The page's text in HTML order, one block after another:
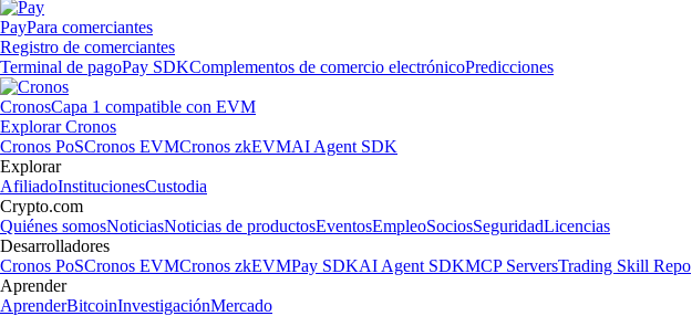
PayPara comerciantes
Registro de comerciantes
Terminal de pagoPay SDKComplementos de comercio electrónicoPredicciones
CronosCapa 1 compatible con EVM
Explorar Cronos
Cronos PoSCronos EVMCronos zkEVMAI Agent SDK
Explorar
AfiliadoInstitucionesCustodia
Crypto.com
Quiénes somosNoticiasNoticias de productosEventosEmpleoSociosSeguridadLicencias
Desarrolladores
Cronos PoSCronos EVMCronos zkEVMPay SDKAI Agent SDKMCP ServersTrading Skill Repo
Aprender
AprenderBitcoinInvestigaciónMercado